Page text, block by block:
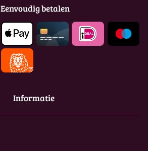
o
k
g
r
a
m
A
p
p
Eenvoudig betalen
Informatie